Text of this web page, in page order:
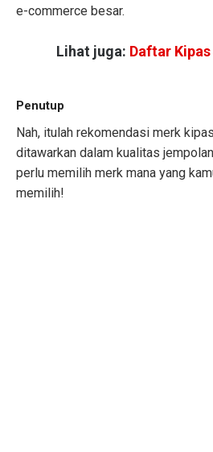
e-commerce besar.
Lihat juga: Daftar
Penutup
Nah, itulah rekomendasi merk
ditawarkan dalam kualitas
perlu memilih merk mana yang
memilih!